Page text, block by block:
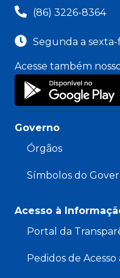
(86) 3226-8364
Segunda a sexta-
Acesse também
Governo
Órgãos
Símbolos do
Acesso à
Portal da
Pedidos de